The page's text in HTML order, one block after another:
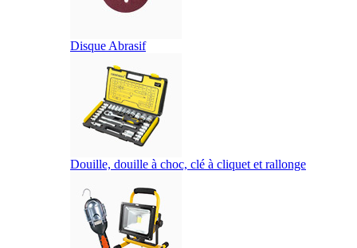
Disque Abrasif
Douille, douille à choc, clé à cliquet et rallonge